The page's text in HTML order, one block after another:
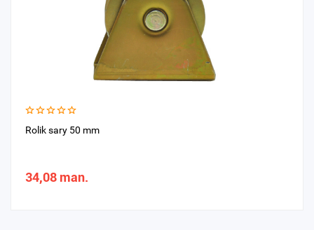
Rolik sary 50 mm
34,08 man.